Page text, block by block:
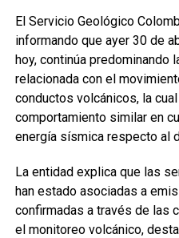
El Servicio Geológico
informando que ayer 30 de
hoy, continúa predominando
relacionada con el
conductos volcánicos, la
comportamiento similar en
energía sísmica respecto al
La entidad explica que las
han estado asociadas a
confirmadas a través de las
el monitoreo volcánico,